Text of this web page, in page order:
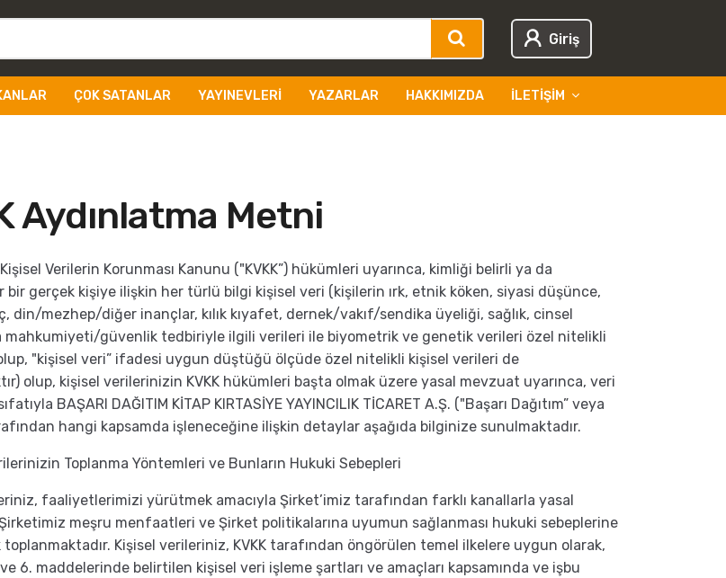
Giriş
ÇOK SATANLAR YAYINEVLERI YAZARLAR HAKKIMIZDA İLETIŞIM
Aydınlatma Metni
Kişisel Verilerin Korunması Kanunu ("KVKK”) hükümleri uyarınca, kimliği belirli ya da
bir gerçek kişiye ilişkin her türlü bilgi kişisel veri (kişilerin ırk, etnik köken, siyasi düşünce,
din/mezhep/diğer inançlar, kılık kıyafet, dernek/vakıf/sendika üyeliği, sağlık, cinsel
mahkumiyeti/güvenlik tedbiriyle ilgili verileri ile biyometrik ve genetik verileri özel nitelikli
"kişisel veri” ifadesi uygun düştüğü ölçüde özel nitelikli kişisel verileri de
olup, kişisel verilerinizin KVKK hükümleri başta olmak üzere yasal mevzuat uyarınca, veri
BAŞARI DAĞITIM KİTAP KIRTASİYE YAYINCILIK TİCARET A.Ş. ("Başarı Dağıtım” veya
hangi kapsamda işleneceğine ilişkin detaylar aşağıda bilginize sunulmaktadır.
Toplanma Yöntemleri ve Bunların Hukuki Sebepleri
faaliyetlerimizi yürütmek amacıyla Şirket’imiz tarafından farklı kanallarla yasal
meşru menfaatleri ve Şirket politikalarına uyumun sağlanması hukuki sebeplerine
toplanmaktadır. Kişisel verileriniz, KVKK tarafından öngörülen temel ilkelere uygun olarak,
ve 6. maddelerinde belirtilen kişisel veri işleme şartları ve amaçları kapsamında ve işbu